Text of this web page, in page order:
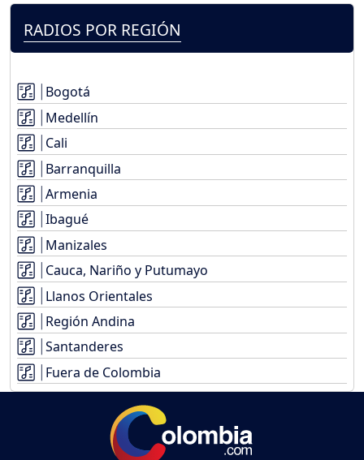
RADIOS POR REGIÓN
Bogotá
Medellín
Cali
Barranquilla
Armenia
Ibagué
Manizales
Cauca, Nariño y Putumayo
Llanos Orientales
Región Andina
Santanderes
Fuera de Colombia